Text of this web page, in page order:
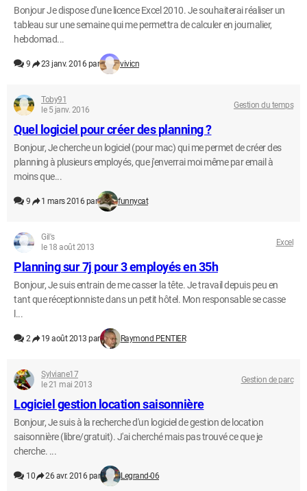
Bonjour Je dispose d'une licence Excel 2010. Je souhaiterai réaliser un
tableau sur une semaine qui me permettra de calculer en journalier,
hebdomad...
9 23 janv. 2016 par vivicn
Toby91
le 5 janv. 2016
Gestion du temps
Quel logiciel pour créer des planning ?
Bonjour, Je cherche un logiciel (pour mac) qui me permet de créer des
planning à plusieurs employés, que j'enverrai moi même par email à
moins que...
9 1 mars 2016 par funnycat
Gil's
le 18 août 2013
Excel
Planning sur 7j pour 3 employés en 35h
Bonjour, Je suis entrain de me casser la tête. Je travail depuis peu en
tant que réceptionniste dans un petit hôtel. Mon responsable se casse
l...
2 19 août 2013 par Raymond PENTIER
Sylviane17
le 21 mai 2013
Gestion de parc
Logiciel gestion location saisonnière
Bonjour, Je suis à la recherche d'un logiciel de gestion de location
saisonnière (libre/gratuit). J'ai cherché mais pas trouvé ce que je
cherche. ...
10 26 avr. 2016 par Legrand-06